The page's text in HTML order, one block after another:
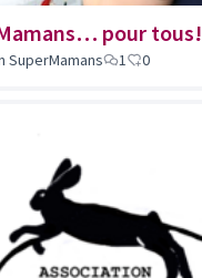
pour tous!
SuperMamans 1 0